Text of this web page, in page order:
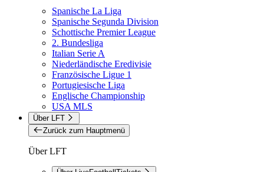
Spanische La Liga
Spanische Segunda Division
Schottische Premier League
2. Bundesliga
Italian Serie A
Niederländische Eredivisie
Französische Ligue 1
Portugiesische Liga
Englische Championship
USA MLS
Über LFT
Zurück zum Hauptmenü
Über LFT